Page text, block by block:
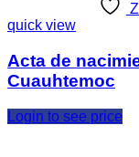
quick view
Acta de
Cuauhtemoc
Login to see price